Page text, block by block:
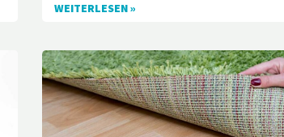
WEITERLESEN »